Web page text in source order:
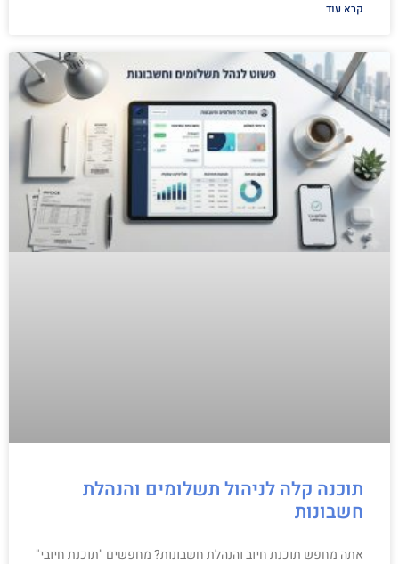
קרא עוד
תוכנה קלה לניהול תשלומים והנהלת
חשבונות
אתה מחפש תוכנת חיוב והנהלת חשבונות? מחפשים "תוכנת חיובי"